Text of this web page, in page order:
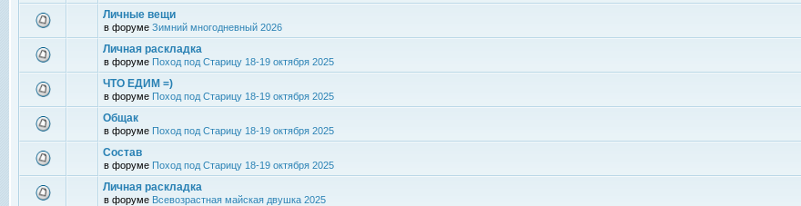
Личные вещи
в форуме Зимний многодневный 2026
Личная раскладка
в форуме Поход под Старицу 18-19 октября 2025
ЧТО ЕДИМ =)
в форуме Поход под Старицу 18-19 октября 2025
Общак
в форуме Поход под Старицу 18-19 октября 2025
Состав
в форуме Поход под Старицу 18-19 октября 2025
Личная раскладка
в форуме Всевозрастная майская двушка 2025